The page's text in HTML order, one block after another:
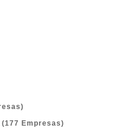
(177 Empresas)